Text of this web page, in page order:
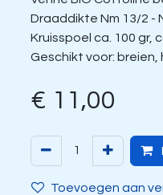
Draaddikte Nm 13/2 -
Kruisspoel ca. 100 gr,
Geschikt voor: breien,
€ 11,00
Toevoegen aan